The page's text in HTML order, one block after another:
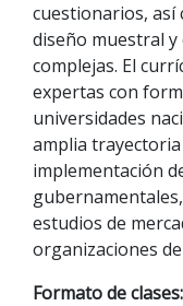
cuestionarios, así
diseño muestral y
complejas. El
expertas con
universidades
amplia
implementación
estudios de
organizaciones
Formato de clases: